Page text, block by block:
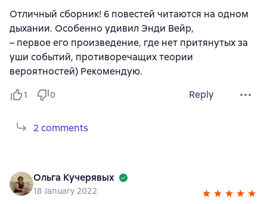
Отличный сборник! 6 повестей читаются на одном
дыхании. Особенно удивил Энди Вейр,
– первое его произведение, где нет притянутых за
уши событий, противоречащих теории
вероятностей) Рекомендую.
1 0 Reply
2 comments
Ольга Кучерявых
18 January 2022